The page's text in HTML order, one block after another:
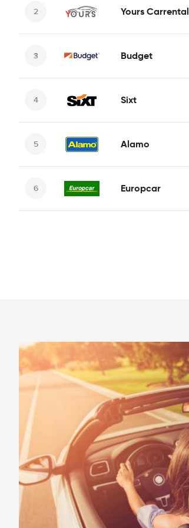
Yours Carrental
Budget
Sixt
Alamo
Europcar